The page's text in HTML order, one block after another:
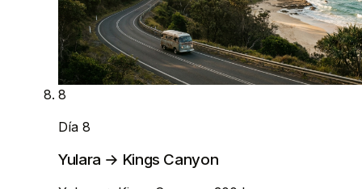
8
Día 8
Yulara → Kings Canyon